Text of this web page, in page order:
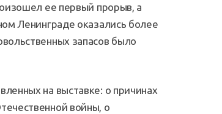
ее первый прорыв, а
Ленинграде оказались более
запасов было
на выставке: о причинах
войны, о